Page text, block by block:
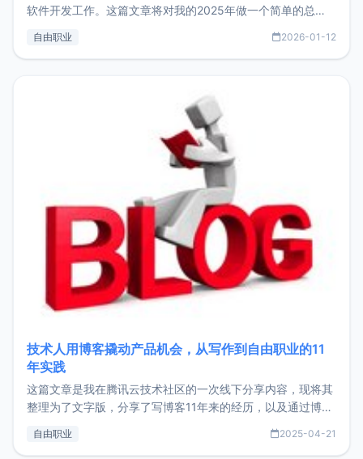
软件开发工作。这篇文章将对我的2025年做一个简单的总
收入下降20%，但却过得很充实，2026年不求突破，但求保
自由职业 2026-01-12
技术人用博客撬动产品机会，从写作到自由职业的11
年实践
这篇文章是我在腾讯云技术社区的一次线下分享内容，现将其
整理为了文字版，分享了写博客11年来的经历，以及通过博客
了我的首个产品ImgURL的真实数据和产品现状。自我介绍大
自由职业 2025-04-21